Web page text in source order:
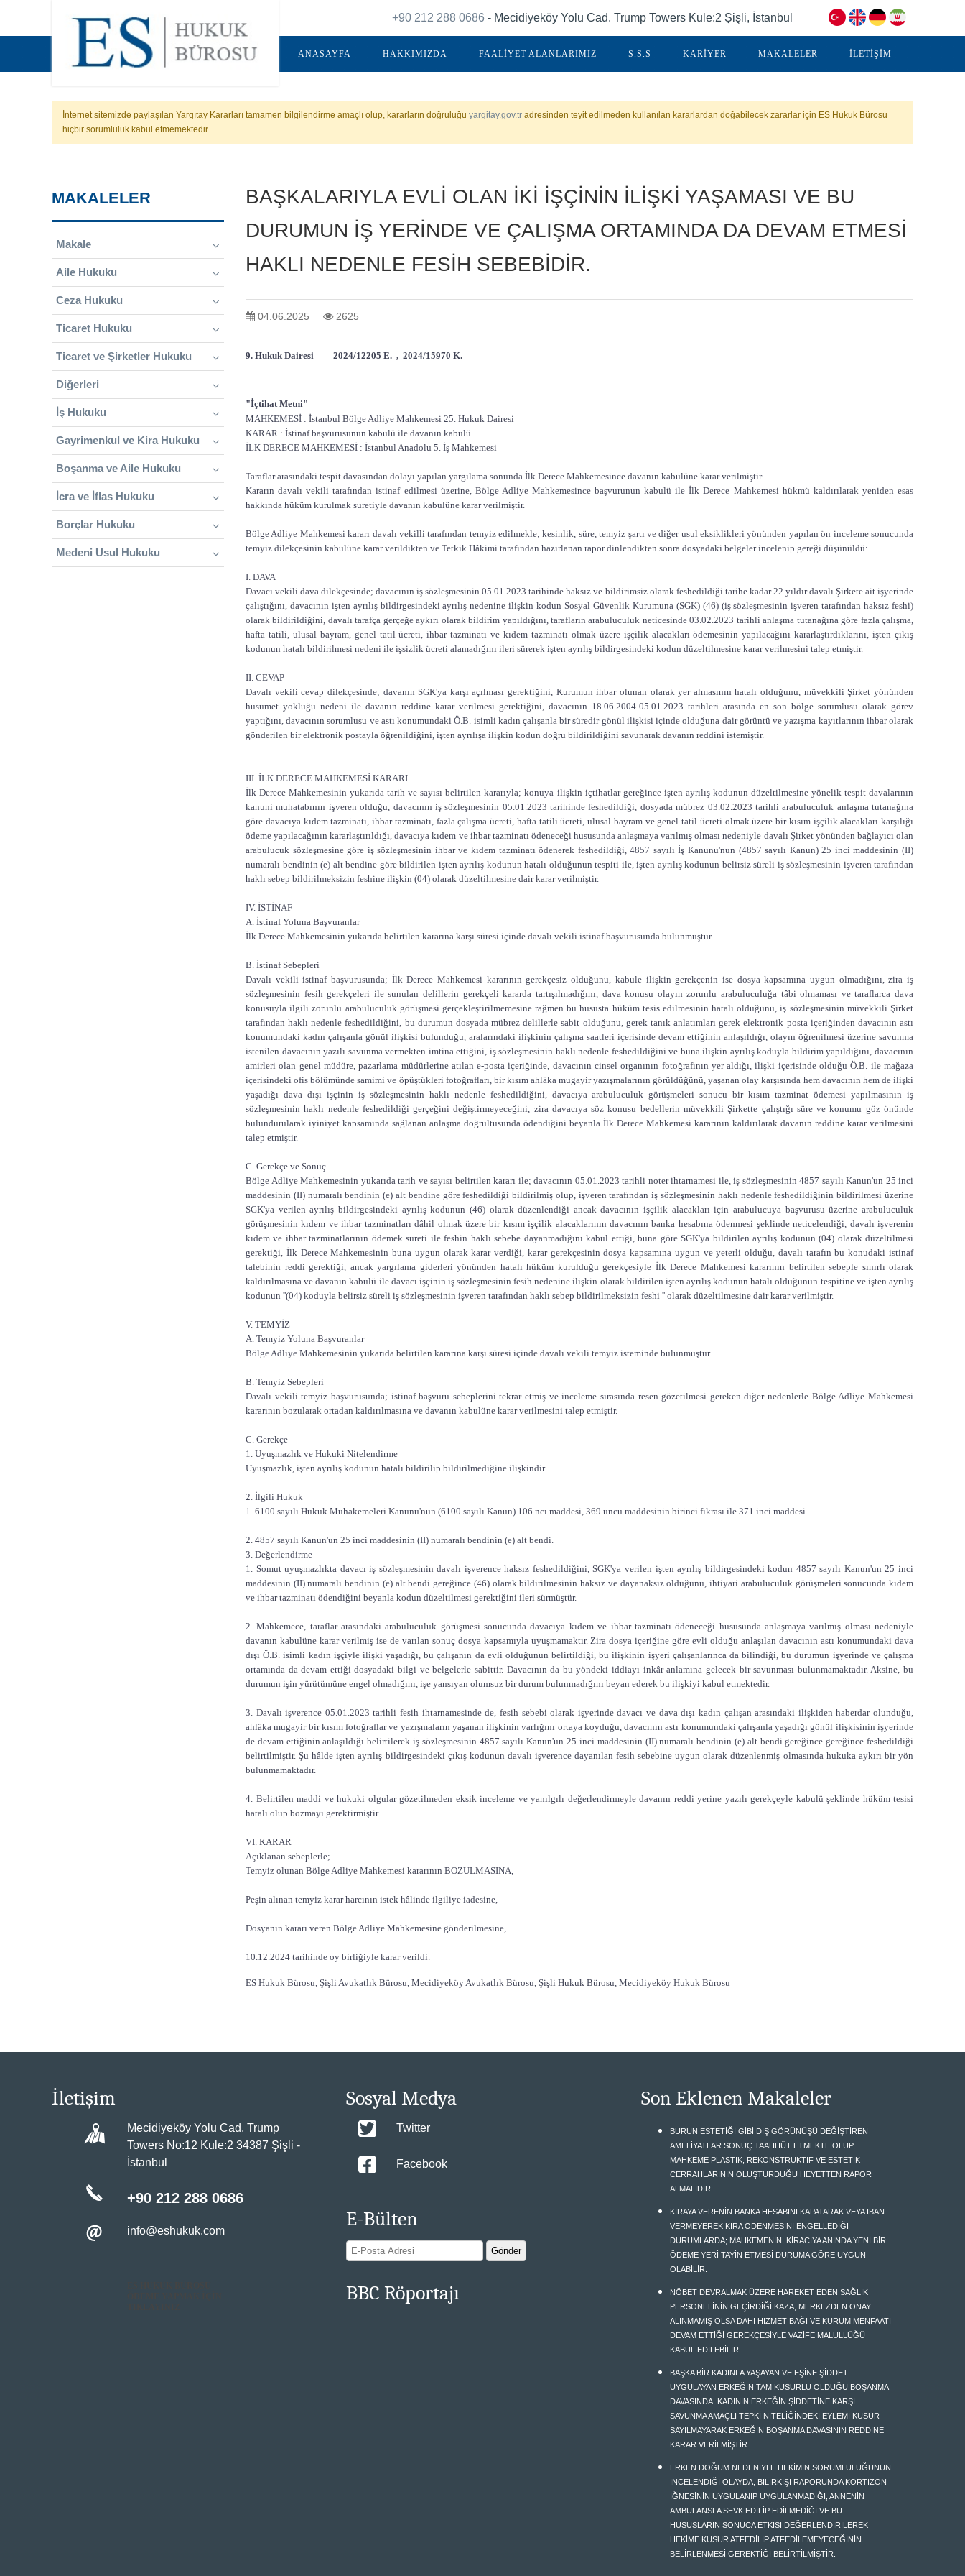
+90 212 288 0686 - Mecidiyeköy Yolu Cad. Trump Towers Kule:2 Şişli, İstanbul
ANASAYFA HAKKIMIZDA FAALİYET ALANLARIMIZ S.S.S KARİYER MAKALELER İLETİŞİM
İnternet sitemizde paylaşılan Yargıtay Kararları tamamen bilgilendirme amaçlı olup, kararların doğruluğu yargitay.gov.tr adresinden teyit edilmeden kullanılan kararlardan doğabilecek zararlar için ES Hukuk Bürosu
hiçbir sorumluluk kabul etmemektedir.
MAKALELER
Makale
Aile Hukuku
Ceza Hukuku
Ticaret Hukuku
Ticaret ve Şirketler Hukuku
Diğerleri
İş Hukuku
Gayrimenkul ve Kira Hukuku
Boşanma ve Aile Hukuku
İcra ve İflas Hukuku
Borçlar Hukuku
Medeni Usul Hukuku
BAŞKALARIYLA EVLİ OLAN İKİ İŞÇİNİN İLİŞKİ YAŞAMASI VE BU
DURUMUN İŞ YERİNDE VE ÇALIŞMA ORTAMINDA DA DEVAM ETMESİ
HAKLI NEDENLE FESİH SEBEBİDİR.
04.06.2025 2625
9. Hukuk Dairesi 2024/12205 E. , 2024/15970 K.
"İçtihat Metni"
MAHKEMESİ : İstanbul Bölge Adliye Mahkemesi 25. Hukuk Dairesi
KARAR : İstinaf başvurusunun kabulü ile davanın kabulü
İLK DERECE MAHKEMESİ : İstanbul Anadolu 5. İş Mahkemesi
Taraflar arasındaki tespit davasından dolayı yapılan yargılama sonunda İlk Derece Mahkemesince davanın kabulüne karar verilmiştir.
Kararın davalı vekili tarafından istinaf edilmesi üzerine, Bölge Adliye Mahkemesince başvurunun kabulü ile İlk Derece Mahkemesi hükmü kaldırılarak yeniden esas
hakkında hüküm kurulmak suretiyle davanın kabulüne karar verilmiştir.
Bölge Adliye Mahkemesi kararı davalı vekilli tarafından temyiz edilmekle; kesinlik, süre, temyiz şartı ve diğer usul eksiklikleri yönünden yapılan ön inceleme sonucunda
temyiz dilekçesinin kabulüne karar verildikten ve Tetkik Hâkimi tarafından hazırlanan rapor dinlendikten sonra dosyadaki belgeler incelenip gereği düşünüldü:
I. DAVA
Davacı vekili dava dilekçesinde; davacının iş sözleşmesinin 05.01.2023 tarihinde haksız ve bildirimsiz olarak feshedildiği tarihe kadar 22 yıldır davalı Şirkete ait işyerinde
çalıştığını, davacının işten ayrılış bildirgesindeki ayrılış nedenine ilişkin kodun Sosyal Güvenlik Kurumuna (SGK) (46) (iş sözleşmesinin işveren tarafından haksız feshi)
olarak bildirildiğini, davalı tarafça gerçeğe aykırı olarak bildirim yapıldığını, tarafların arabuluculuk neticesinde 03.02.2023 tarihli anlaşma tutanağına göre fazla çalışma,
hafta tatili, ulusal bayram, genel tatil ücreti, ihbar tazminatı ve kıdem tazminatı olmak üzere işçilik alacakları ödemesinin yapılacağını kararlaştırdıklarını, işten çıkış
kodunun hatalı bildirilmesi nedeni ile işsizlik ücreti alamadığını ileri sürerek işten ayrılış bildirgesindeki kodun düzeltilmesine karar verilmesini talep etmiştir.
II. CEVAP
Davalı vekili cevap dilekçesinde; davanın SGK'ya karşı açılması gerektiğini, Kurumun ihbar olunan olarak yer almasının hatalı olduğunu, müvekkili Şirket yönünden
husumet yokluğu nedeni ile davanın reddine karar verilmesi gerektiğini, davacının 18.06.2004-05.01.2023 tarihleri arasında en son bölge sorumlusu olarak görev
yaptığını, davacının sorumlusu ve astı konumundaki Ö.B. isimli kadın çalışanla bir süredir gönül ilişkisi içinde olduğuna dair görüntü ve yazışma kayıtlarının ihbar olarak
gönderilen bir elektronik postayla öğrenildiğini, işten ayrılışa ilişkin kodun doğru bildirildiğini savunarak davanın reddini istemiştir.
III. İLK DERECE MAHKEMESİ KARARI
İlk Derece Mahkemesinin yukarıda tarih ve sayısı belirtilen kararıyla; konuya ilişkin içtihatlar gereğince işten ayrılış kodunun düzeltilmesine yönelik tespit davalarının
kanuni muhatabının işveren olduğu, davacının iş sözleşmesinin 05.01.2023 tarihinde feshedildiği, dosyada mübrez 03.02.2023 tarihli arabuluculuk anlaşma tutanağına
göre davacıya kıdem tazminatı, ihbar tazminatı, fazla çalışma ücreti, hafta tatili ücreti, ulusal bayram ve genel tatil ücreti olmak üzere bir kısım işçilik alacakları karşılığı
ödeme yapılacağının kararlaştırıldığı, davacıya kıdem ve ihbar tazminatı ödeneceği hususunda anlaşmaya varılmış olması nedeniyle davalı Şirket yönünden bağlayıcı olan
arabulucuk sözleşmesine göre iş sözleşmesinin ihbar ve kıdem tazminatı ödenerek feshedildiği, 4857 sayılı İş Kanunu'nun (4857 sayılı Kanun) 25 inci maddesinin (II)
numaralı bendinin (e) alt bendine göre bildirilen işten ayrılış kodunun hatalı olduğunun tespiti ile, işten ayrılış kodunun belirsiz süreli iş sözleşmesinin işveren tarafından
haklı sebep bildirilmeksizin feshine ilişkin (04) olarak düzeltilmesine dair karar verilmiştir.
IV. İSTİNAF
A. İstinaf Yoluna Başvuranlar
İlk Derece Mahkemesinin yukarıda belirtilen kararına karşı süresi içinde davalı vekili istinaf başvurusunda bulunmuştur.
B. İstinaf Sebepleri
Davalı vekili istinaf başvurusunda; İlk Derece Mahkemesi kararının gerekçesiz olduğunu, kabule ilişkin gerekçenin ise dosya kapsamına uygun olmadığını, zira iş
sözleşmesinin fesih gerekçeleri ile sunulan delillerin gerekçeli kararda tartışılmadığını, dava konusu olayın zorunlu arabuluculuğa tâbi olmaması ve taraflarca dava
konusuyla ilgili zorunlu arabuluculuk görüşmesi gerçekleştirilmemesine rağmen bu hususta hüküm tesis edilmesinin hatalı olduğunu, iş sözleşmesinin müvekkili Şirket
tarafından haklı nedenle feshedildiğini, bu durumun dosyada mübrez delillerle sabit olduğunu, gerek tanık anlatımları gerek elektronik posta içeriğinden davacının astı
konumundaki kadın çalışanla gönül ilişkisi bulunduğu, aralarındaki ilişkinin çalışma saatleri içerisinde devam ettiğinin anlaşıldığı, olayın öğrenilmesi üzerine savunma
istenilen davacının yazılı savunma vermekten imtina ettiğini, iş sözleşmesinin haklı nedenle feshedildiğini ve buna ilişkin ayrılış koduyla bildirim yapıldığını, davacının
amirleri olan genel müdüre, pazarlama müdürlerine atılan e-posta içeriğinde, davacının cinsel organının fotoğrafının yer aldığı, ilişki içerisinde olduğu Ö.B. ile mağaza
içerisindeki ofis bölümünde samimi ve öpüştükleri fotoğrafları, bir kısım ahlâka mugayir yazışmalarının görüldüğünü, yaşanan olay karşısında hem davacının hem de ilişki
yaşadığı dava dışı işçinin iş sözleşmesinin haklı nedenle feshedildiğini, davacıya arabuluculuk görüşmeleri sonucu bir kısım tazminat ödemesi yapılmasının iş
sözleşmesinin haklı nedenle feshedildiği gerçeğini değiştirmeyeceğini, zira davacıya söz konusu bedellerin müvekkili Şirkette çalıştığı süre ve konumu göz önünde
bulundurularak iyiniyet kapsamında sağlanan anlaşma doğrultusunda ödendiğini beyanla İlk Derece Mahkemesi kararının kaldırılarak davanın reddine karar verilmesini
talep etmiştir.
C. Gerekçe ve Sonuç
Bölge Adliye Mahkemesinin yukarıda tarih ve sayısı belirtilen kararı ile; davacının 05.01.2023 tarihli noter ihtarnamesi ile, iş sözleşmesinin 4857 sayılı Kanun'un 25 inci
maddesinin (II) numaralı bendinin (e) alt bendine göre feshedildiği bildirilmiş olup, işveren tarafından iş sözleşmesinin haklı nedenle feshedildiğinin bildirilmesi üzerine
SGK'ya verilen ayrılış bildirgesindeki ayrılış kodunun (46) olarak düzenlendiği ancak davacının işçilik alacakları için arabulucuya başvurusu üzerine arabuluculuk
görüşmesinin kıdem ve ihbar tazminatları dâhil olmak üzere bir kısım işçilik alacaklarının davacının banka hesabına ödenmesi şeklinde neticelendiği, davalı işverenin
kıdem ve ihbar tazminatlarının ödemek sureti ile feshin haklı sebebe dayanmadığını kabul ettiği, buna göre SGK'ya bildirilen ayrılış kodunun (04) olarak düzeltilmesi
gerektiği, İlk Derece Mahkemesinin buna uygun olarak karar verdiği, karar gerekçesinin dosya kapsamına uygun ve yeterli olduğu, davalı tarafın bu konudaki istinaf
talebinin reddi gerektiği, ancak yargılama giderleri yönünden hatalı hüküm kurulduğu gerekçesiyle İlk Derece Mahkemesi kararının belirtilen sebeple sınırlı olarak
kaldırılmasına ve davanın kabulü ile davacı işçinin iş sözleşmesinin fesih nedenine ilişkin olarak bildirilen işten ayrılış kodunun hatalı olduğunun tespitine ve işten ayrılış
kodunun ''(04) koduyla belirsiz süreli iş sözleşmesinin işveren tarafından haklı sebep bildirilmeksizin feshi '' olarak düzeltilmesine dair karar verilmiştir.
V. TEMYİZ
A. Temyiz Yoluna Başvuranlar
Bölge Adliye Mahkemesinin yukarıda belirtilen kararına karşı süresi içinde davalı vekili temyiz isteminde bulunmuştur.
B. Temyiz Sebepleri
Davalı vekili temyiz başvurusunda; istinaf başvuru sebeplerini tekrar etmiş ve inceleme sırasında resen gözetilmesi gereken diğer nedenlerle Bölge Adliye Mahkemesi
kararının bozularak ortadan kaldırılmasına ve davanın kabulüne karar verilmesini talep etmiştir.
C. Gerekçe
1. Uyuşmazlık ve Hukuki Nitelendirme
Uyuşmazlık, işten ayrılış kodunun hatalı bildirilip bildirilmediğine ilişkindir.
2. İlgili Hukuk
1. 6100 sayılı Hukuk Muhakemeleri Kanunu'nun (6100 sayılı Kanun) 106 ncı maddesi, 369 uncu maddesinin birinci fıkrası ile 371 inci maddesi.
2. 4857 sayılı Kanun'un 25 inci maddesinin (II) numaralı bendinin (e) alt bendi.
3. Değerlendirme
1. Somut uyuşmazlıkta davacı iş sözleşmesinin davalı işverence haksız feshedildiğini, SGK'ya verilen işten ayrılış bildirgesindeki kodun 4857 sayılı Kanun'un 25 inci
maddesinin (II) numaralı bendinin (e) alt bendi gereğince (46) olarak bildirilmesinin haksız ve dayanaksız olduğunu, ihtiyari arabuluculuk görüşmeleri sonucunda kıdem
ve ihbar tazminatı ödendiğini beyanla kodun düzeltilmesi gerektiğini ileri sürmüştür.
2. Mahkemece, taraflar arasındaki arabuluculuk görüşmesi sonucunda davacıya kıdem ve ihbar tazminatı ödeneceği hususunda anlaşmaya varılmış olması nedeniyle
davanın kabulüne karar verilmiş ise de varılan sonuç dosya kapsamıyla uyuşmamaktır. Zira dosya içeriğine göre evli olduğu anlaşılan davacının astı konumundaki dava
dışı Ö.B. isimli kadın işçiyle ilişki yaşadığı, bu çalışanın da evli olduğunun belirtildiği, bu ilişkinin işyeri çalışanlarınca da bilindiği, bu durumun işyerinde ve çalışma
ortamında da devam ettiği dosyadaki bilgi ve belgelerle sabittir. Davacının da bu yöndeki iddiayı inkâr anlamına gelecek bir savunması bulunmamaktadır. Aksine, bu
durumun işin yürütümüne engel olmadığını, işe yansıyan olumsuz bir durum bulunmadığını beyan ederek bu ilişkiyi kabul etmektedir.
3. Davalı işverence 05.01.2023 tarihli fesih ihtarnamesinde de, fesih sebebi olarak işyerinde davacı ve dava dışı kadın çalışan arasındaki ilişkiden haberdar olunduğu,
ahlâka mugayir bir kısım fotoğraflar ve yazışmaların yaşanan ilişkinin varlığını ortaya koyduğu, davacının astı konumundaki çalışanla yaşadığı gönül ilişkisinin işyerinde
de devam ettiğinin anlaşıldığı belirtilerek iş sözleşmesinin 4857 sayılı Kanun'un 25 inci maddesinin (II) numaralı bendinin (e) alt bendi gereğince gereğince feshedildiği
belirtilmiştir. Şu hâlde işten ayrılış bildirgesindeki çıkış kodunun davalı işverence dayanılan fesih sebebine uygun olarak düzenlenmiş olmasında hukuka aykırı bir yön
bulunmamaktadır.
4. Belirtilen maddi ve hukuki olgular gözetilmeden eksik inceleme ve yanılgılı değerlendirmeyle davanın reddi yerine yazılı gerekçeyle kabulü şeklinde hüküm tesisi
hatalı olup bozmayı gerektirmiştir.
VI. KARAR
Açıklanan sebeplerle;
Temyiz olunan Bölge Adliye Mahkemesi kararının BOZULMASINA,
Peşin alınan temyiz karar harcının istek hâlinde ilgiliye iadesine,
Dosyanın kararı veren Bölge Adliye Mahkemesine gönderilmesine,
10.12.2024 tarihinde oy birliğiyle karar verildi.
ES Hukuk Bürosu, Şişli Avukatlık Bürosu, Mecidiyeköy Avukatlık Bürosu, Şişli Hukuk Bürosu, Mecidiyeköy Hukuk Bürosu
İletişim
Mecidiyeköy Yolu Cad. Trump
Towers No:12 Kule:2 34387 Şişli -
İstanbul
+90 212 288 0686
info@eshukuk.com
Sosyal Medya
Twitter
Facebook
E-Bülten
BBC Röportajı
Son Eklenen Makaleler
BURUN ESTETİĞİ GİBİ DIŞ GÖRÜNÜŞÜ DEĞİŞTİREN
AMELİYATLAR SONUÇ TAAHHÜT ETMEKTE OLUP,
MAHKEME PLASTİK, REKONSTRÜKTİF VE ESTETİK
CERRAHLARININ OLUŞTURDUĞU HEYETTEN RAPOR
ALMALIDIR.
KİRAYA VERENİN BANKA HESABINI KAPATARAK VEYA IBAN
VERMEYEREK KİRA ÖDENMESİNİ ENGELLEDİĞİ
DURUMLARDA; MAHKEMENİN, KİRACIYA ANINDA YENİ BİR
ÖDEME YERİ TAYİN ETMESİ DURUMA GÖRE UYGUN
OLABİLİR.
NÖBET DEVRALMAK ÜZERE HAREKET EDEN SAĞLIK
PERSONELİNİN GEÇİRDİĞİ KAZA, MERKEZDEN ONAY
ALINMAMIŞ OLSA DAHİ HİZMET BAĞI VE KURUM MENFAATİ
DEVAM ETTİĞİ GEREKÇESİYLE VAZİFE MALULLÜĞÜ
KABUL EDİLEBİLİR.
BAŞKA BİR KADINLA YAŞAYAN VE EŞİNE ŞİDDET
UYGULAYAN ERKEĞİN TAM KUSURLU OLDUĞU BOŞANMA
DAVASINDA, KADININ ERKEĞİN ŞİDDETİNE KARŞI
SAVUNMA AMAÇLI TEPKİ NİTELİĞİNDEKİ EYLEMİ KUSUR
SAYILMAYARAK ERKEĞİN BOŞANMA DAVASININ REDDİNE
KARAR VERİLMİŞTİR.
ERKEN DOĞUM NEDENİYLE HEKİMİN SORUMLULUĞUNUN
İNCELENDİĞİ OLAYDA, BİLİRKİŞİ RAPORUNDA KORTİZON
İĞNESİNİN UYGULANIP UYGULANMADIĞI, ANNENİN
AMBULANSLA SEVK EDİLİP EDİLMEDİĞİ VE BU
HUSUSLARIN SONUCA ETKİSİ DEĞERLENDİRİLEREK
HEKİME KUSUR ATFEDİLİP ATFEDİLEMEYECEĞİNİN
BELİRLENMESİ GEREKTİĞİ BELİRTİLMİŞTİR.